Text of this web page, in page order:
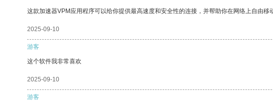
这款加速器VPM应用程序可以给你提供最高速度和安全性的连接，并帮助你在网络上自由移
2025-09-10
游客
这个软件我非常喜欢
2025-09-10
游客